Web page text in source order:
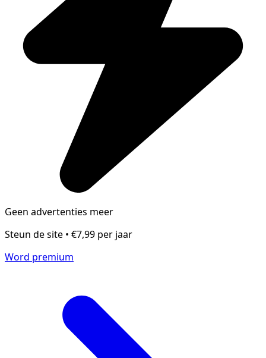
Geen advertenties meer
Steun de site • €7,99 per jaar
Word premium